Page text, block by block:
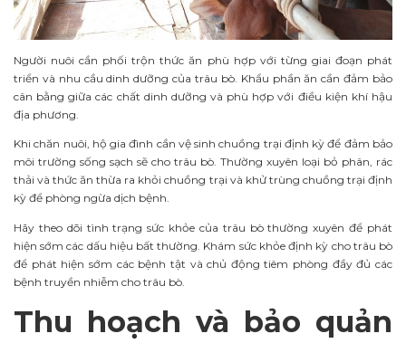
Người nuôi cần phối trộn thức ăn phù hợp với từng giai đoạn phát
triển và nhu cầu dinh dưỡng của trâu bò. Khẩu phần ăn cần đảm bảo
cân bằng giữa các chất dinh dưỡng và phù hợp với điều kiện khí hậu
địa phương.
Khi chăn nuôi, hộ gia đình cần vệ sinh chuồng trại định kỳ để đảm bảo
môi trường sống sạch sẽ cho trâu bò. Thường xuyên loại bỏ phân, rác
thải và thức ăn thừa ra khỏi chuồng trại và khử trùng chuồng trại định
kỳ để phòng ngừa dịch bệnh.
Hãy theo dõi tình trạng sức khỏe của trâu bò thường xuyên để phát
hiện sớm các dấu hiệu bất thường. Khám sức khỏe định kỳ cho trâu bò
để phát hiện sớm các bệnh tật và chủ động tiêm phòng đầy đủ các
bệnh truyền nhiễm cho trâu bò.
Thu hoạch và bảo quản